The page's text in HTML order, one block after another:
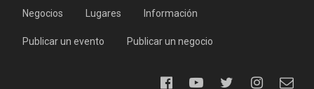
Negocios Lugares Información
Publicar un evento Publicar un negocio